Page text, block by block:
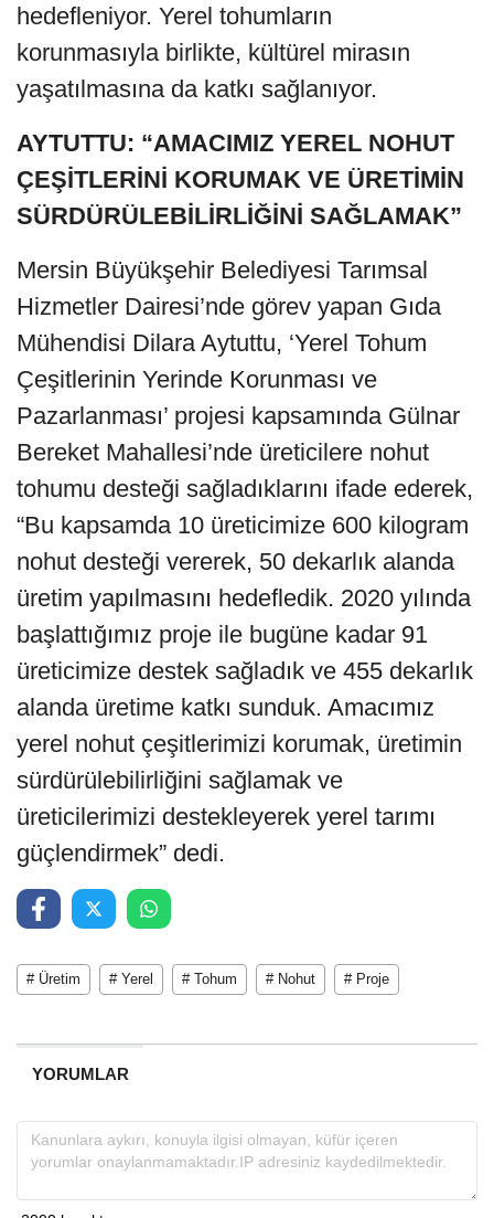
hedefleniyor. Yerel tohumların
korunmasıyla birlikte, kültürel mirasın
yaşatılmasına da katkı sağlanıyor.
AYTUTTU: “AMACIMIZ YEREL NOHUT
ÇEŞİTLERİNİ KORUMAK VE ÜRETİMİN
SÜRDÜRÜLEBİLİRLİĞİNİ SAĞLAMAK”
Mersin Büyükşehir Belediyesi Tarımsal
Hizmetler Dairesi’nde görev yapan Gıda
Mühendisi Dilara Aytuttu, ‘Yerel Tohum
Çeşitlerinin Yerinde Korunması ve
Pazarlanması’ projesi kapsamında Gülnar
Bereket Mahallesi’nde üreticilere nohut
tohumu desteği sağladıklarını ifade ederek,
“Bu kapsamda 10 üreticimize 600 kilogram
nohut desteği vererek, 50 dekarlık alanda
üretim yapılmasını hedefledik. 2020 yılında
başlattığımız proje ile bugüne kadar 91
üreticimize destek sağladık ve 455 dekarlık
alanda üretime katkı sunduk. Amacımız
yerel nohut çeşitlerimizi korumak, üretimin
sürdürülebilirliğini sağlamak ve
üreticilerimizi destekleyerek yerel tarımı
güçlendirmek” dedi.
# Üretim # Yerel # Tohum # Nohut # Proje
YORUMLAR